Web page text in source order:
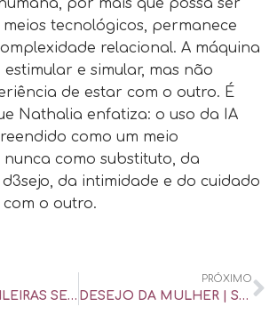
por mais que possa ser
tecnológicos, permanece
relacional. A máquina
e simular, mas não
de estar com o outro. É
Nathalia enfatiza: o uso da IA
como um meio
nunca como substituto, da
da intimidade e do cuidado
o outro.
60% DAS BRASILEIRAS SENTEM QUE NÃO SE DEDICAM O SUFICIENTE AO PRÓPRIO PRAZER
PRÓXIMO
DESEJO DA MULHER | SAIA JUSTA – GNT